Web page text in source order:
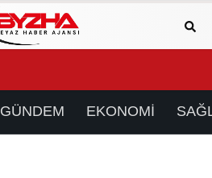
GÜNDEM EKONOMİ